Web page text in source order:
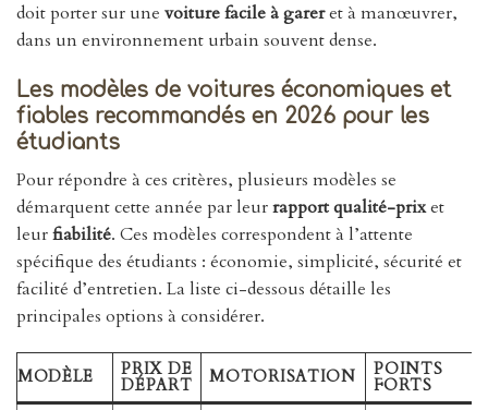
doit porter sur une voiture facile à gareret à manœuvrer,
dans un environnement urbain souvent dense.
Les modèles de voitures économiques et
fiables recommandés en 2026 pour les
étudiants
Pour répondre à ces critères, plusieurs modèles se
démarquent cette année par leurrapport qualité-prixet
leurfiabilité. Ces modèles correspondent à l’attente
spécifique des étudiants : économie, simplicité, sécurité et
facilité d’entretien. La liste ci-dessous détaille les
principales options à considérer.
MODÈLE PRIX DE
DÉPART MOTORISATION POINTS
FORTS